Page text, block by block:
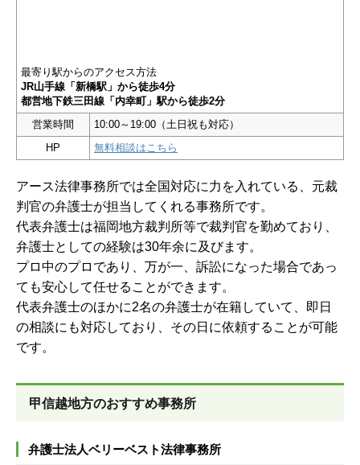
最寄り駅からのアクセス方法
JR山手線「新橋駅」から徒歩4分
都営地下鉄三田線「内幸町」駅から徒歩2分
営業時間
10:00～19:00（土日祝も対応）
HP
無料相談はこちら
アース法律事務所では全国対応に力を入れている、元裁
判官の弁護士が担当してくれる事務所です。
代表弁護士は福岡地方裁判所等で裁判官を勤めており、
弁護士としての経験は30年余に及びます。
プロ中のプロであり、万が一、訴訟になった場合であっ
ても安心して任せることができます。
代表弁護士のほかに2名の弁護士が在籍していて、即日
の相談にも対応しており、その日に依頼することが可能
です。
甲信越地方のおすすめ事務所
弁護士法人ベリーベスト法律事務所